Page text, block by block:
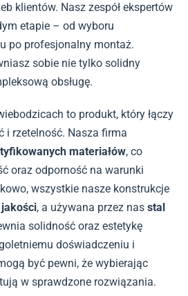
klientów. Nasz zespół ekspertów
etapie – od wyboru
po profesjonalny montaż.
sobie nie tylko solidny
obsługę.
to produkt, który łączy
i rzetelność. Nasza firma
materiałów, co
oraz odporność na warunki
wszystkie nasze konstrukcje
, a używana przez nas stal
solidność oraz estetykę
doświadczeniu i
być pewni, że wybierając
w sprawdzone rozwiązania.